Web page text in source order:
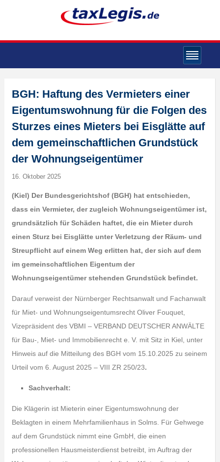
BGH: Haftung des Vermieters einer
Eigentumswohnung für die Folgen des
Sturzes eines Mieters bei Eisglätte auf
dem gemeinschaftlichen Grundstück
der Wohnungseigentümer
16. Oktober 2025
(Kiel) Der Bundesgerichtshof (BGH) hat entschieden,
dass ein Vermieter, der zugleich Wohnungseigentümer ist,
grundsätzlich für Schäden haftet, die ein Mieter durch
einen Sturz bei Eisglätte unter Verletzung der Räum- und
Streupflicht auf einem Weg erlitten hat, der sich auf dem
im gemeinschaftlichen Eigentum der
Wohnungseigentümer stehenden Grundstück befindet.
Darauf verweist der Nürnberger Rechtsanwalt und Fachanwalt
für Miet- und Wohnungseigentumsrecht Oliver Fouquet,
Vizepräsident des VBMI – VERBAND DEUTSCHER ANWÄLTE
für Bau-, Miet- und Immobilienrecht e. V. mit Sitz in Kiel, unter
Hinweis auf die Mitteilung des BGH vom 15.10.2025 zu seinem
Urteil vom 6. August 2025 – VIII ZR 250/23.
Sachverhalt:
Die Klägerin ist Mieterin einer Eigentumswohnung der
Beklagten in einem Mehrfamilienhaus in Solms. Für Gehwege
auf dem Grundstück nimmt eine GmbH, die einen
professionellen Hausmeisterdienst betreibt, im Auftrag der